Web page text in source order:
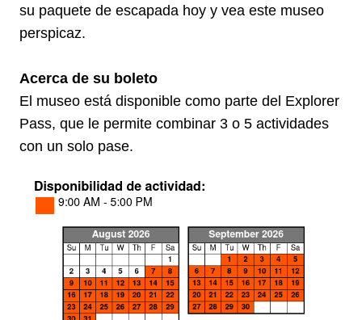
su paquete de escapada hoy y vea este museo
perspicaz.
Acerca de su boleto
El museo está disponible como parte del Explorer
Pass, que le permite combinar 3 o 5 actividades
con un solo pase.